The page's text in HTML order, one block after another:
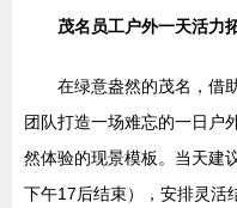
茂名员工户外一天活力
在绿意盎然的茂名，借
团队打造一场难忘的一日户
然体验的现景模板。当天建
下午17后结束），安排灵活